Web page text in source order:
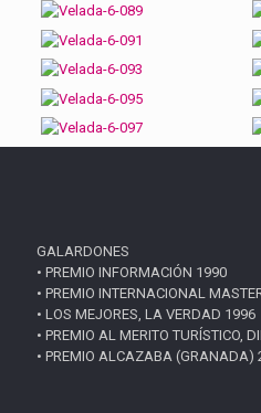
GALARDONES
• PREMIO INFORMACIÓN 1990
• PREMIO INTERNACIONAL
• LOS MEJORES, LA VERDAD 1996
• PREMIO AL MERITO TURÍSTICO,
• PREMIO ALCAZABA (GRANADA)